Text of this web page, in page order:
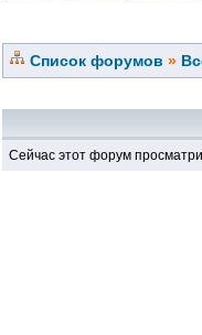
Список форумов »
Сейчас этот форум